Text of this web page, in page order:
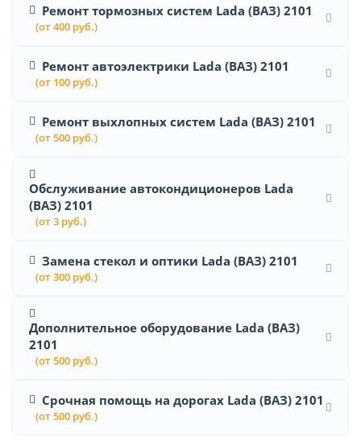
Ремонт тормозных систем Lada (ВАЗ) 2101
(от 400 руб.)
Ремонт автоэлектрики Lada (ВАЗ) 2101
(от 100 руб.)
Ремонт выхлопных систем Lada (ВАЗ) 2101
(от 500 руб.)
Обслуживание автокондиционеров Lada
(ВАЗ) 2101
(от 3 руб.)
Замена стекол и оптики Lada (ВАЗ) 2101
(от 300 руб.)
Дополнительное оборудование Lada (ВАЗ)
2101
(от 500 руб.)
Срочная помощь на дорогах Lada (ВАЗ) 2101
(от 500 руб.)